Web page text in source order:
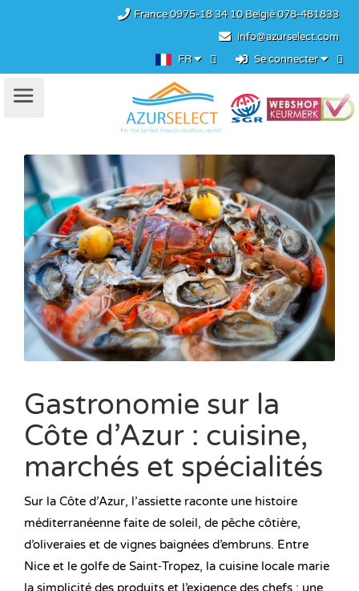
France0975-18 34 10België078-481833
info@azurselect.com
FR
Se connecter
Gastronomie sur la
Côte d’Azur : cuisine,
marchés et spécialités
Sur la Côte d’Azur, l’assiette raconte une histoire
méditerranéenne faite de soleil, de pêche côtière,
d’oliveraies et de vignes baignées d’embruns. Entre
Nice et le golfe de Saint‑Tropez, la cuisine locale marie
la simplicité des produits et l’exigence des chefs : une